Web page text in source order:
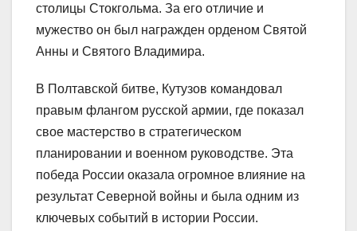
столицы Стокгольма. За его отличие и
мужество он был награжден орденом Святой
Анны и Святого Владимира.
В Полтавской битве, Кутузов командовал
правым флангом русской армии, где показал
свое мастерство в стратегическом
планировании и военном руководстве. Эта
победа России оказала огромное влияние на
результат Северной войны и была одним из
ключевых событий в истории России.